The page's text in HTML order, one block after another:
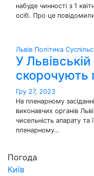
набуде чинності з 1
осіб. Про це
Львів Політика
У
скорочують
Гру 27, 2023
На пленарному
виконавчих органів
чисельність апарату та
пленарному…
Погода
Київ